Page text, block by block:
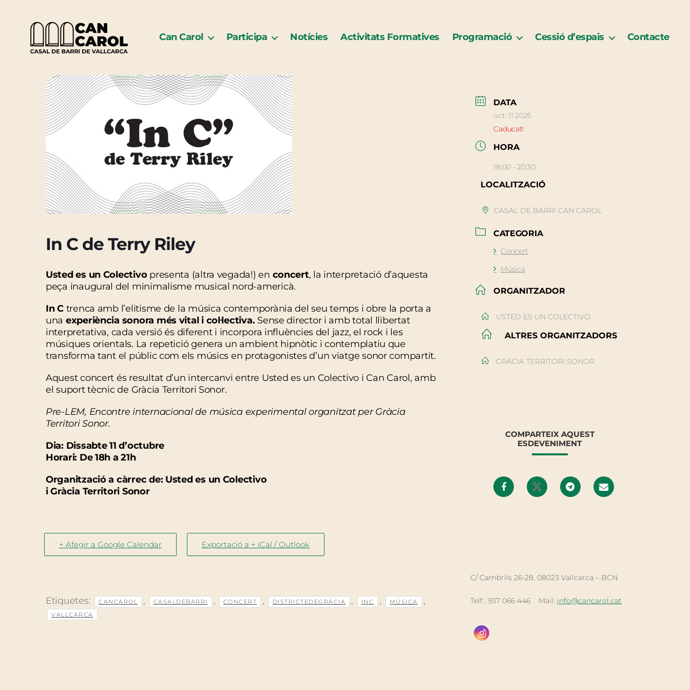
Can Carol Participa Notícies Activitats Formatives Programació Cessió d’espais Contacte
In C de Terry Riley
Usted es un Colectivopresenta (altra vegada!) en concert, la interpretació d’aquesta
peça inaugural del minimalisme musical nord-americà.
In Ctrenca amb l’elitisme de la música contemporània del seu temps i obre la porta a
una experiència sonora més vital i col·lectiva. Sense director i amb total llibertat
interpretativa, cada versió és diferent i incorpora influències del jazz, el rock i les
músiques orientals. La repetició genera un ambient hipnòtic i contemplatiu que
transforma tant el públic com els músics en protagonistes d’un viatge sonor compartit.
Aquest concert és resultat d’un intercanvi entre Usted es un Colectivo i Can Carol, amb
el suport tècnic de Gràcia Territori Sonor.
Pre-LEM, Encontre internacional de música experimental organitzat per Gràcia
Territori Sonor.
Dia: Dissabte 11 d’octubre
Horari: De 18h a 21h
Organització a càrrec de: Usted es un Colectivo
i Gràcia Territori Sonor
+ Afegir a Google Calendar Exportació a + iCal / Outlook
Etiquetes: CANCAROL , CASALDEBARRI , CONCERT , DISTRICTEDEGRÀCIA , INC , MÚSICA ,
VALLCARCA
DATA
oct. 11 2025
Caducat!
HORA
18:00 - 20:30
LOCALITZACIÓ
CASAL DE BARRI CAN CAROL
CATEGORIA
Concert
Música
ORGANITZADOR
USTED ES UN COLECTIVO
ALTRES ORGANITZADORS
GRÀCIA TERRITORI SONOR
COMPARTEIX AQUEST
ESDEVENIMENT
C/ Cambrils 26-28, 08023 Vallcarca – BCN
Telf.: 937 066 446 Mail: info@cancarol.cat